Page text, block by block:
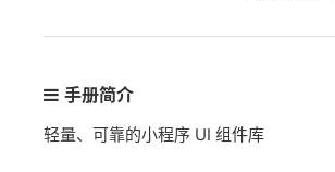
手册简介
轻量、可靠的小程序 UI 组件库